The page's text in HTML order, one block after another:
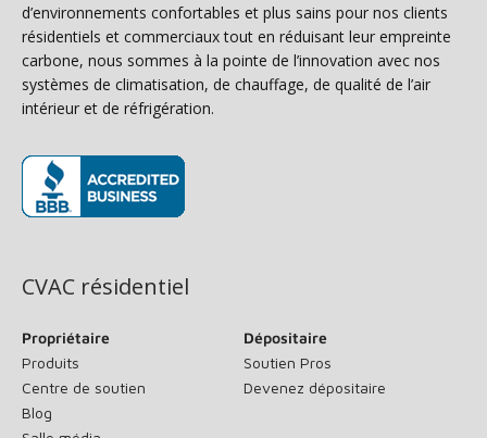
d’environnements confortables et plus sains pour nos clients
résidentiels et commerciaux tout en réduisant leur empreinte
carbone, nous sommes à la pointe de l’innovation avec nos
systèmes de climatisation, de chauffage, de qualité de l’air
intérieur et de réfrigération.
CVAC résidentiel
Propriétaire
Produits
Centre de soutien
Blog
Dépositaire
Soutien Pros
Devenez dépositaire